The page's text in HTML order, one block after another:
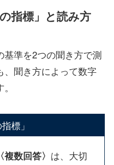
指標」と読み方
準を2つの聞き方で測
、聞き方によって数字
標」
数回答〉 は、大切